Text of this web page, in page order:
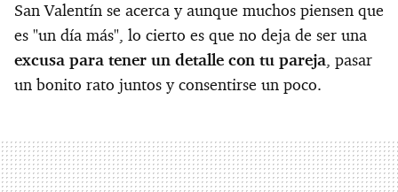
San Valentín se acerca y aunque muchos piensen que
es "un día más", lo cierto es que no deja de ser una
excusa para tener un detalle con tu pareja, pasar
un bonito rato juntos y consentirse un poco.